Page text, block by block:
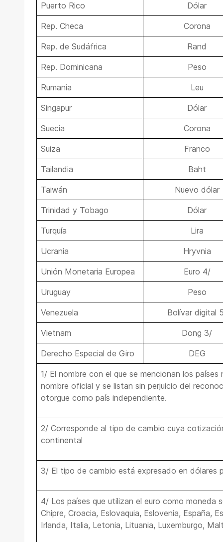
Puerto Rico Dólar
Rep. Checa Corona
Rep. de Sudáfrica Rand
Rep. Dominicana Peso
Rumania Leu
Singapur Dólar
Suecia Corona
Suiza Franco
Tailandia Baht
Taiwán Nuevo dólar
Trinidad y Tobago Dólar
Turquía Lira
Ucrania Hryvnia
Unión Monetaria Europea Euro 4/
Uruguay Peso
Venezuela Bolívar digital
Vietnam Dong 3/
Derecho Especial de Giro DEG
1/ El nombre con el que se mencionan los
nombre oficial y se listan sin perjuicio del
otorgue como país independiente.
2/ Corresponde al tipo de cambio cuya
continental
3/ El tipo de cambio está expresado en dólares
4/ Los países que utilizan el euro como moneda
Chipre, Croacia, Eslovaquia, Eslovenia, España,
Irlanda, Italia, Letonia, Lituania, Luxemburgo,